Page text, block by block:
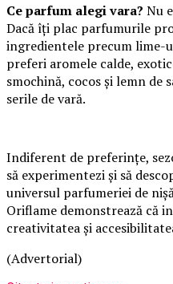
Ce parfum alegi vara? Nu
Dacă îți plac parfumurile
ingredientele precum lime-
preferi aromele calde,
smochină, cocos și lemn
serile de vară.
Indiferent de preferințe,
să experimentezi și să
universul parfumeriei de
Oriflame demonstrează că
creativitatea și
(Advertorial)